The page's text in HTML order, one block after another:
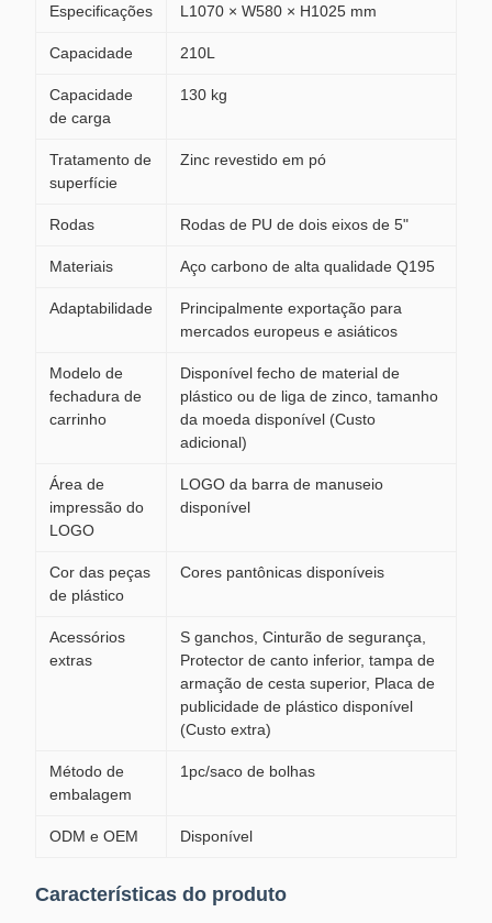
Especificações L1070 × W580 × H1025 mm
Capacidade 210L
Capacidade
de carga
130 kg
Tratamento de
superfície
Zinc revestido em pó
Rodas Rodas de PU de dois eixos de 5"
Materiais Aço carbono de alta qualidade Q195
Adaptabilidade
Principalmente exportação para
mercados europeus e asiáticos
Modelo de
fechadura de
carrinho
Disponível fecho de material de
plástico ou de liga de zinco, tamanho
da moeda disponível (Custo
adicional)
Área de
impressão do
LOGO
LOGO da barra de manuseio
disponível
Cor das peças
de plástico
Cores pantônicas disponíveis
Acessórios
extras
S ganchos, Cinturão de segurança,
Protector de canto inferior, tampa de
armação de cesta superior, Placa de
publicidade de plástico disponível
(Custo extra)
Método de
embalagem
1pc/saco de bolhas
ODM e OEM Disponível
Características do produto